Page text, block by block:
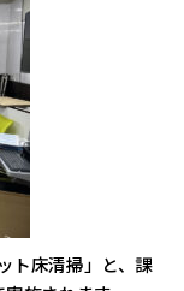
ト床清掃」と、課